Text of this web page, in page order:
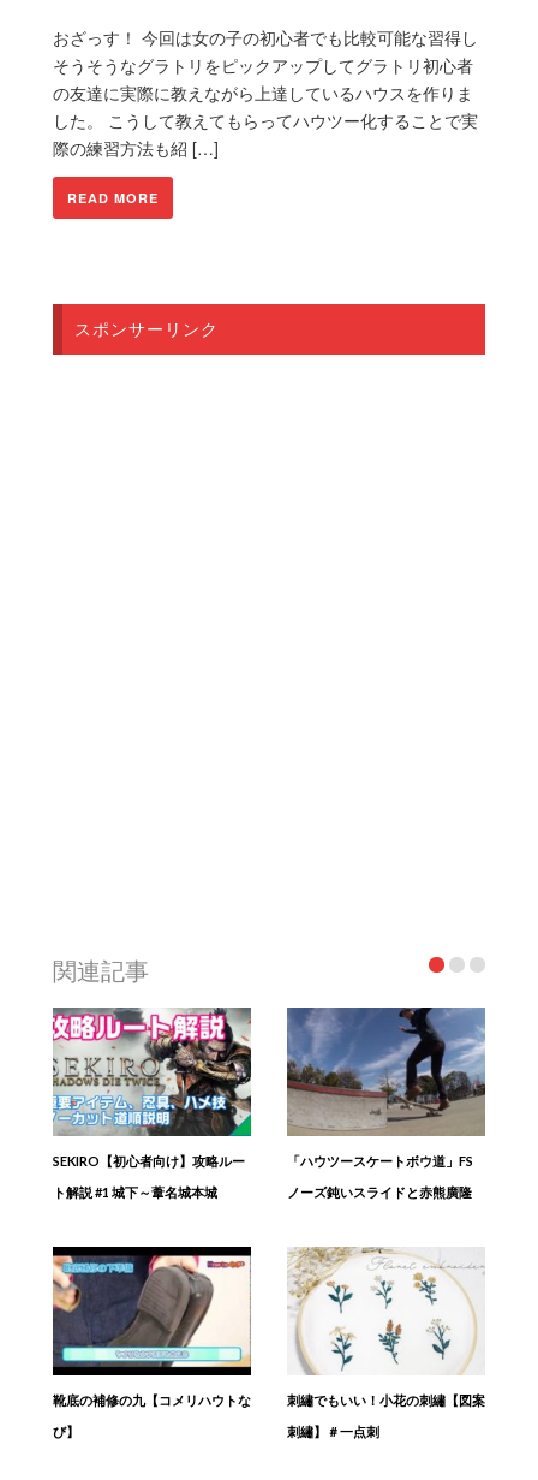
おざっす！ 今回は女の子の初心者でも比較可能な習得し
そうそうなグラトリをピックアップしてグラトリ初心者
の友達に実際に教えながら上達しているハウスを作りま
した。 こうして教えてもらってハウツー化することで実
際の練習方法も紹 […]
READ MORE
スポンサーリンク
関連記事
SEKIRO【初心者向け】攻略ルー
ト解説 #1 城下～葦名城本城
「ハウツースケートボウ道」FS
ノーズ鈍いスライドと赤熊廣隆
靴底の補修の九【コメリハウトな
び】
刺繡でもいい！小花の刺繡【図案
刺繡】＃一点刺